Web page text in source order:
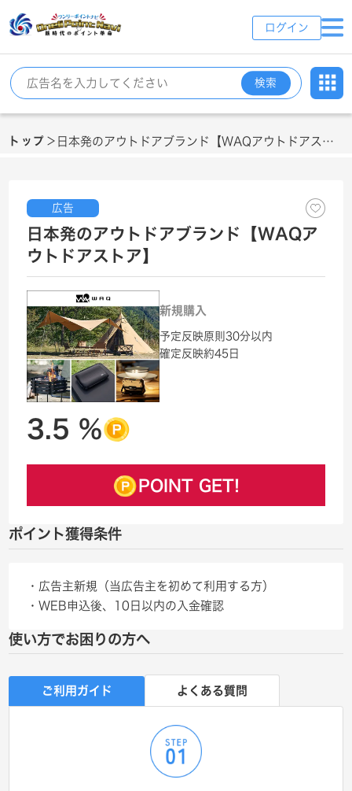
ログイン
検索
トップ ＞ 日本発のアウトドアブランド【WAQアウトドアストア】
日本発のアウトドアブランド【WAQア
ウトドアストア】
広告
新規購入
予定反映原則30分以内
確定反映約45日
3.5 %
POINT GET!
ポイント獲得条件
・広告主新規（当広告主を初めて利用する方）
・WEB申込後、10日以内の入金確認
使い方でお困りの方へ
ご利用ガイド よくある質問